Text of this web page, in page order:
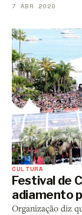
7 ABR 2020
CULTURA
Festival de
adiamento
Organização diz